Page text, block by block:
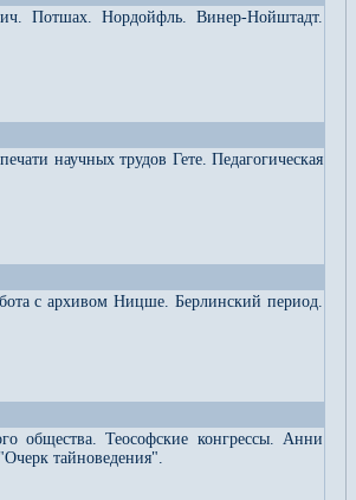
Потшах. Нордойфль. Винер-Нойштадт.
научных трудов Гете. Педагогическая
с архивом Ницше. Берлинский период.
общества. Теософские конгрессы. Анни
тайноведения".